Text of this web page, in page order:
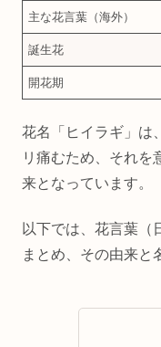
主な花言葉（海外）
誕生花
開花期
花名「ヒイラギ」は
リ痛むため、それを
来となっています。
以下では、花言葉（
まとめ、その由来と